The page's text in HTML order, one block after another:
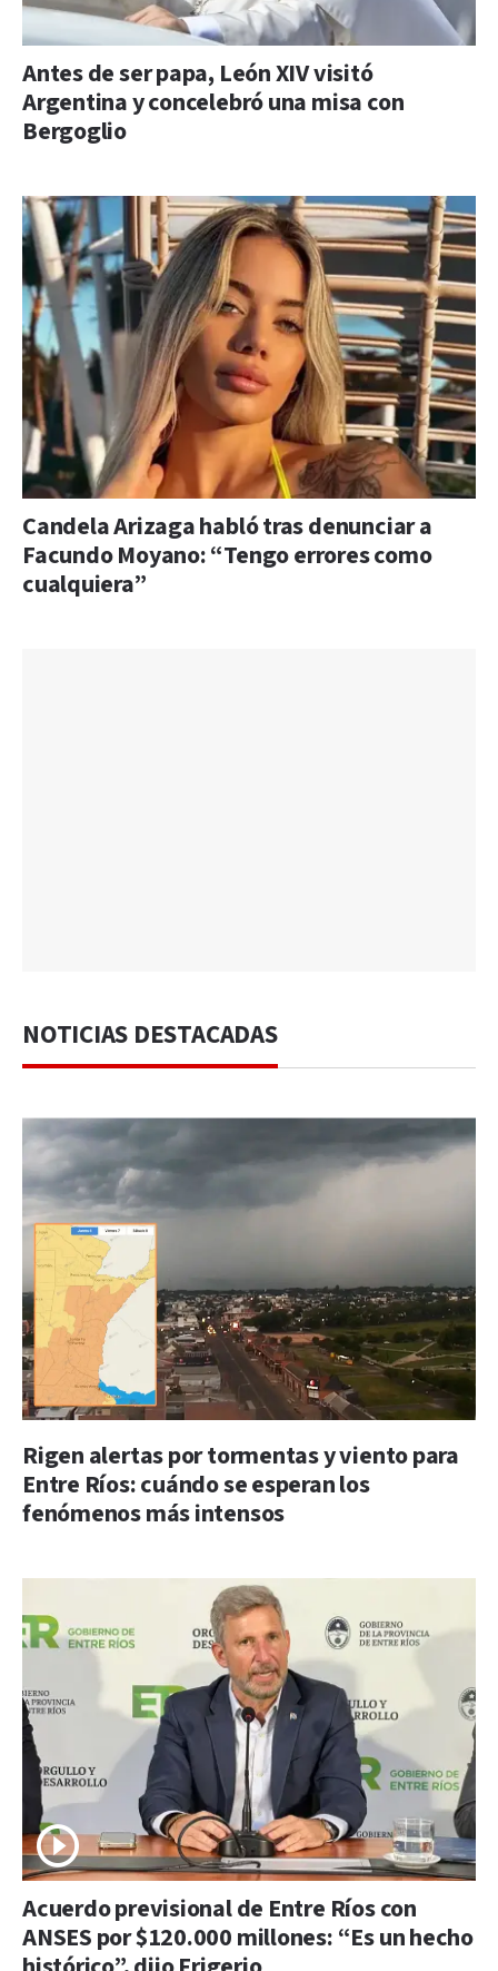
Antes de ser papa, León XIV visitó
Argentina y concelebró una misa con
Bergoglio
Candela Arizaga habló tras denunciar a
Facundo Moyano: “Tengo errores como
cualquiera”
NOTICIAS DESTACADAS
Rigen alertas por tormentas y viento para
Entre Ríos: cuándo se esperan los
fenómenos más intensos
Acuerdo previsional de Entre Ríos con
ANSES por $120.000 millones: “Es un hecho